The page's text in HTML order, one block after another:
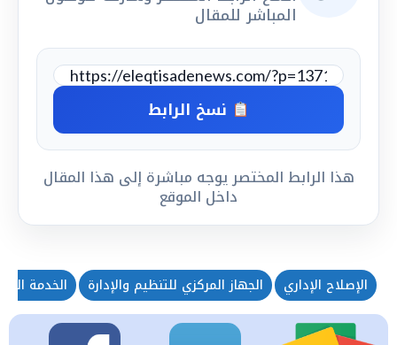
المباشر للمقال
نسخ الرابط
هذا الرابط المختصر يوجه مباشرة إلى هذا المقال
داخل الموقع
الإصلاح الإداري الجهاز المركزي للتنظيم والإدارة الخدمة